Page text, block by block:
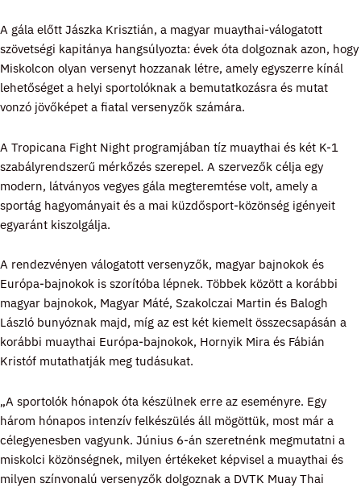
A gála előtt Jászka Krisztián, a magyar muaythai-válogatott
szövetségi kapitánya hangsúlyozta: évek óta dolgoznak azon, hogy
Miskolcon olyan versenyt hozzanak létre, amely egyszerre kínál
lehetőséget a helyi sportolóknak a bemutatkozásra és mutat
vonzó jövőképet a fiatal versenyzők számára.
A Tropicana Fight Night programjában tíz muaythai és két K-1
szabályrendszerű mérkőzés szerepel. A szervezők célja egy
modern, látványos vegyes gála megteremtése volt, amely a
sportág hagyományait és a mai küzdősport-közönség igényeit
egyaránt kiszolgálja.
A rendezvényen válogatott versenyzők, magyar bajnokok és
Európa-bajnokok is szorítóba lépnek. Többek között a korábbi
magyar bajnokok, Magyar Máté, Szakolczai Martin és Balogh
László bunyóznak majd, míg az est két kiemelt összecsapásán a
korábbi muaythai Európa-bajnokok, Hornyik Mira és Fábián
Kristóf mutathatják meg tudásukat.
„A sportolók hónapok óta készülnek erre az eseményre. Egy
három hónapos intenzív felkészülés áll mögöttük, most már a
célegyenesben vagyunk. Június 6-án szeretnénk megmutatni a
miskolci közönségnek, milyen értékeket képvisel a muaythai és
milyen színvonalú versenyzők dolgoznak a DVTK Muay Thai